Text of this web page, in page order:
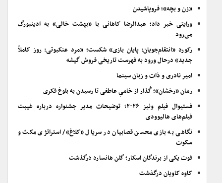
«زن و بچه»؛ فروپاشیدن
ورایتی خبر داد؛ عبدالرضا کاهانی با «بهشت خالی» به ادینبورگ
می‌رود
رکورد «انتقام‌جویان: پایان بازی» شکست؛ «مرد عنکبوتی: روز کاملاً
جدید» درحال ورود به فهرست تاریخی فروش گیشه
امیر نادری و ذات و زبان سینما
رمان «رخشان»؛ گُذار از خامیِ عاطفی تا رسیدن به بلوغ فکری
فستیوال فیلم ونیز ۲۰۲۶؛ توضیحات مدیر جشنواره درباره غیبت
فیلم‌های هالیوودی
نگاهی به بازی محسن قصابیان در سریال «کلاغ»/ استراتژی مکث و
سکوت
فوت یکی از برندگان اسکار؛ گلن هانسارد درگذشت
کاوه کاویان درگذشت